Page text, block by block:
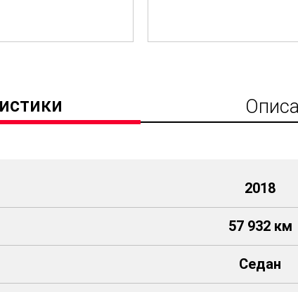
2018
57 932 км
Седан